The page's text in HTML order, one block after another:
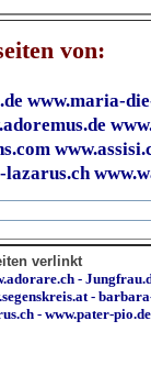
von:
www.maria-
lazarus.ch
verlinkt
-
-
- www.pater-pio.de